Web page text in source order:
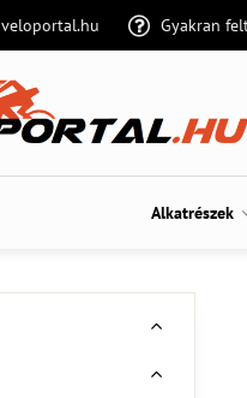
Gyakran
Alkatrészek